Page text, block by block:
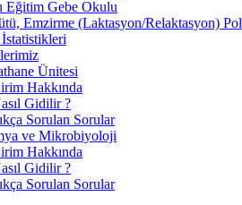
Eğitim Gebe Okulu
Emzirme (Laktasyon/Relaktasyon)
Ünitesi
Hakkında
Gidilir ?
Sorulan Sorular
ve Mikrobiyoloji
Hakkında
Gidilir ?
Sorulan Sorular